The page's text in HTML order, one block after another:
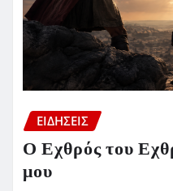
ΕΙΔΗΣΕΙΣ
Ο Εχθρός του
μου